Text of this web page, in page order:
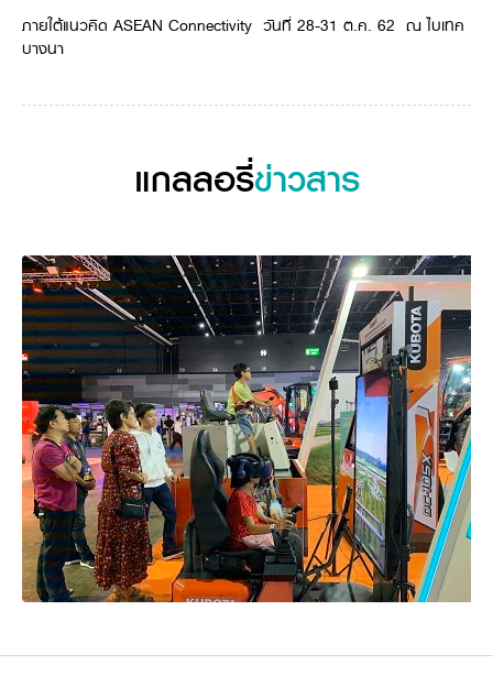
โดรนการเกษตร
สินค้าที่ส่งออก
สำนักงานต่างประเทศ
ประเทศคู่ค้า
โฆษณาคูโบต้า
ข่าวกิจกรรมเพื่อสังคม
สิ่งแวดล้อมความปลอดภัยและอาชีวอนามัย
โครงการเกษตรแปลงใหญ่
เอกสารดาวน์โหลด
วารสารออนไลน์
เช่าซื้อ
ภาษา
ไทย English
ภายใต้แนวคิด ASEAN Connectivity วันที่ 28-31 ต.ค. 62 ณ ไบเทค
บางนา
แกลลอรี่ข่าวสาร